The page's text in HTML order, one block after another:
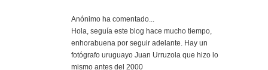
Anónimo ha comentado...
Hola, seguía este blog hace mucho tiempo,
enhorabuena por seguir adelante. Hay un
fotógrafo uruguayo Juan Urruzola que hizo lo
mismo antes del 2000